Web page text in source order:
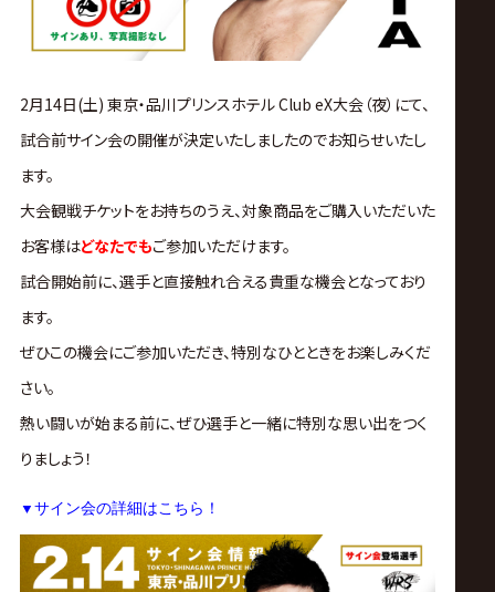
ノ
ア
公
式
サ
イ
ト
2月14日(土) 東京・品川プリンスホテル Club eX大会（夜）にて、
試合前サイン会の開催が決定いたしましたのでお知らせいたし
ます。
大会観戦チケットをお持ちのうえ、対象商品をご購入いただいた
お客様はどなたでもご参加いただけます。
試合開始前に、選手と直接触れ合える貴重な機会となっており
ます。
ぜひこの機会にご参加いただき、特別なひとときをお楽しみくだ
さい。
熱い闘いが始まる前に、ぜひ選手と一緒に特別な思い出をつく
りましょう！
▼ サイン会の詳細はこちら！